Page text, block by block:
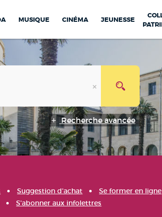
MUSIQUE CINÉMA JEUNESSE
Recherche avancée
Suggestion d'achat
Se former en ligne
S'abonner aux infolettres